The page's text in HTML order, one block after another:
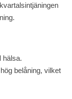
hälsa.
belåning, vilket